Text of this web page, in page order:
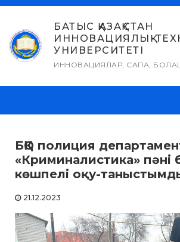
Skip
content
БАТЫС ҚАЗАҚСТАН
ИННОВАЦИЯЛЫҚ-
УНИВЕРСИТЕТІ
ИННОВАЦИЯЛАР, САПА,
БҚО полиция
«Криминалистика»
көшпелі оқу-
21.12.2023